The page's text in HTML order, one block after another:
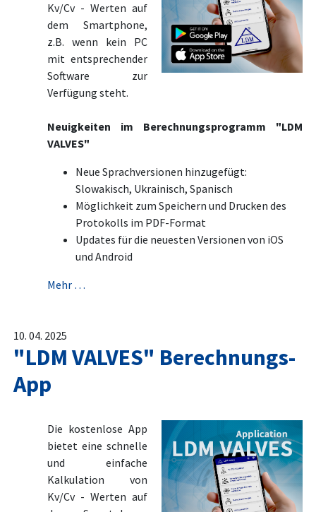
Kv/Cv - Werten auf
dem Smartphone,
z.B. wenn kein PC
mit entsprechender
Software zur
Verfügung steht.
Neuigkeiten im Berechnungsprogramm "LDM
VALVES"
Neue Sprachversionen hinzugefügt:
Slowakisch, Ukrainisch, Spanisch
Möglichkeit zum Speichern und Drucken des
Protokolls im PDF-Format
Updates für die neuesten Versionen von iOS
und Android
Mehr …
10. 04. 2025
"LDM VALVES" Berechnungs-
App
Die kostenlose App
bietet eine schnelle
und einfache
Kalkulation von
Kv/Cv - Werten auf